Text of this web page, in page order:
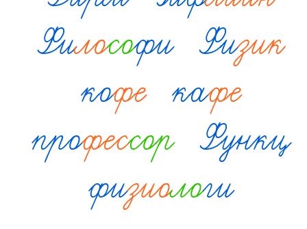
Философи Физик
кофе кафе
профессор Функц
физиологи